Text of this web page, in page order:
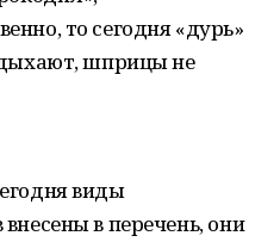
то сегодня «дурь»
шприцы не
виды
в перечень, они